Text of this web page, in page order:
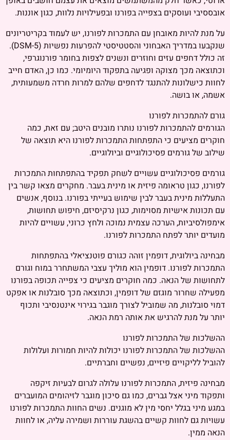
אובססיבי ועוסקים בצפייה בפורנו ובפעילויות נלוות, כגון אוננות.
על מנת להיות מאובחן עם התמכרות לפורנו, יש לעמוד בקריטריונים
שנקבעו במדריך האבחוני והסטטיסטי להפרעות נפשיות (DSM-5).
זה כולל דחפים עזים וחוזרים ונשנים לצפות בחומר פורנוגרפי,
וכתוצאה מכך מצוקה ופגיעה בתפקוד היומיומי. כמו כן, האדם חייב
לחוות כישלונות להתנגד לדחפים שלהם למרות חרדה משמעותית,
אשמה, או בושה.
גורם להתמכרות לפורנו
הגורמים להתמכרות לפורנו נותרו מובנים היטב; עם זאת, כמה
חוקרים מציעים כי התפתחות התמכרות לפורנו היא תוצאה של
שילוב של גורמים פסיכולוגיים וביולוגיים.
גורמים פסיכולוגיים עשויים לשחק תפקיד בהתפתחות התמכרות
לפורנו, כגון טראומה פיזית או מינית בעבר. מחקרים מצאו קשר בין
התעללות מינית בעבר לבין שימוש בעייתי בפורנו. בנוסף, אנשים
עם תכונות אישיות מסוימות, כגון נרקיסיזם, חיפוש תחושות,
אימפולסיביות, הערכה עצמית נמוכה ולחץ כרוני, עשויים להיות
מועדים יותר לפתח התמכרות לפורנו.
מבחינה ביולוגית, דופמין זוהה כגורם פוטנציאלי בהתפתחות
התמכרות לפורנו. דופמין הוא מוליך עצבי המשתחרר במוח וגורם
לתחושות של הנאה. כמה חוקרים מציעים כי צפייה תכופה בפורנו
מפעילה שחרור מוגזם של דופמין, וכתוצאה מכך סובלנות או אפקט
דמוי סובלנות, מה שמוביל לצורך מוגבר בגירוי אינטנסיבי ותכוף
יותר על מנת להרגיש את אותה רמת הנאה.
ההשלכות של התמכרות לפורנו
ההשלכות של התמכרות לפורנו יכולות להיות חמורות ועלולות
להוביל לליקויים פיזיים, נפשיים וחברתיים.
מבחינה פיזית, התמכרות לפורנו עלולה לגרום לבעיות זיקפה
ותפקוד מיני אצל גברים, כמו גם סיכון מוגבר לזיהומים המועברים
במגע מיני בגלל יחסי מין לא מוגנים. נשים החוות התמכרות לפורנו
עשויות גם לחוות קשיים בהשגת עוררות ושמירה עליה, או לחוות
הנאה ממין.